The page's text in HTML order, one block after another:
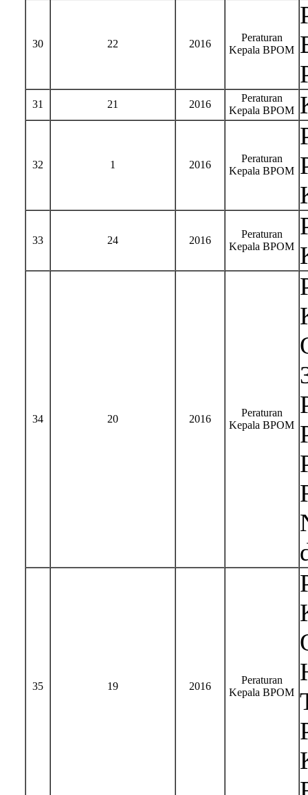
30 22 2016
Peraturan
Kepala BPOM
31 21 2016
Peraturan
Kepala BPOM
32 1 2016
Peraturan
Kepala BPOM
33 24 2016
Peraturan
Kepala BPOM
34 20 2016
Peraturan
Kepala BPOM
35 19 2016
Peraturan
Kepala BPOM